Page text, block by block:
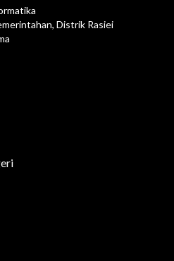
Distrik Rasiei